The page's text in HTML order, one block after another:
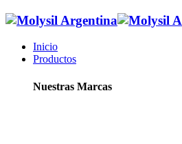
Inicio
Productos
Nuestras Marcas